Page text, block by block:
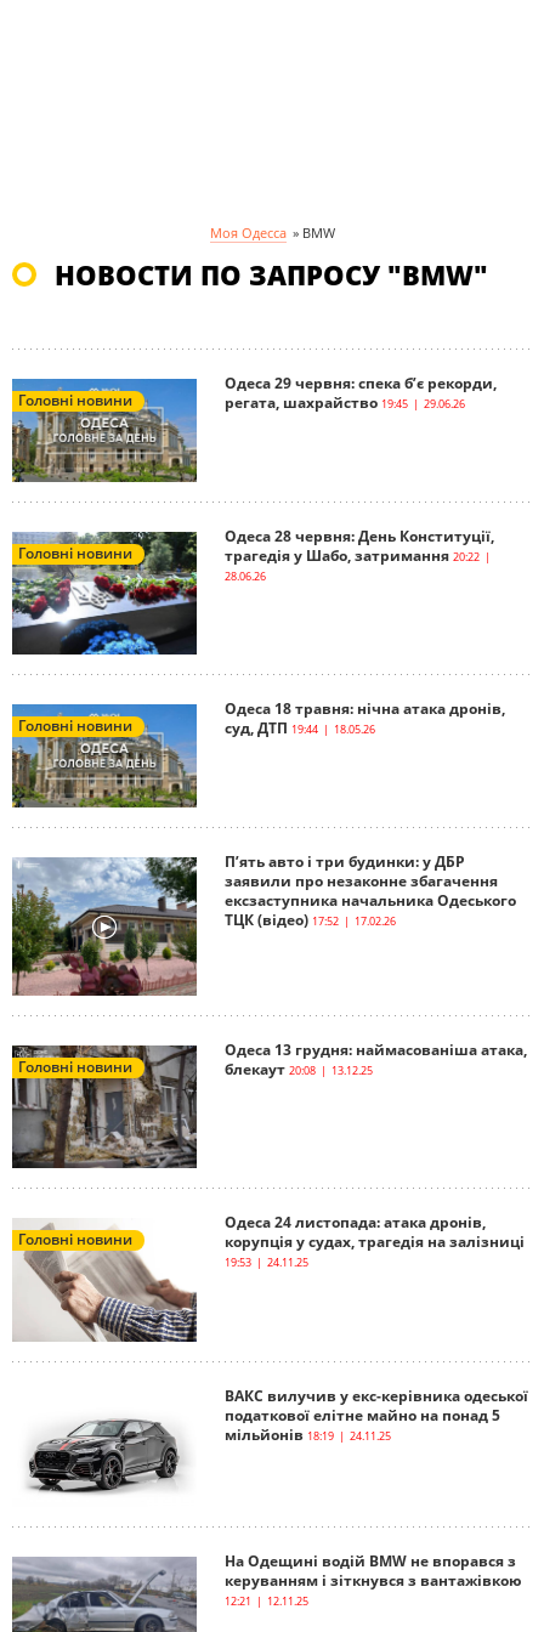
Моя Одесса » BMW
НОВОСТИ ПО ЗАПРОСУ "BMW"
Головні новини
Одеса 29 червня: спека б’є рекорди,
регата, шахрайство 19:45 | 29.06.26
Головні новини
Одеса 28 червня: День Конституції,
трагедія у Шабо, затримання 20:22 |
28.06.26
Головні новини
Одеса 18 травня: нічна атака дронів,
суд, ДТП 19:44 | 18.05.26
П’ять авто і три будинки: у ДБР
заявили про незаконне збагачення
ексзаступника начальника Одеського
ТЦК (відео) 17:52 | 17.02.26
Головні новини
Одеса 13 грудня: наймасованіша атака,
блекаут 20:08 | 13.12.25
Головні новини
Одеса 24 листопада: атака дронів,
корупція у судах, трагедія на залізниці
19:53 | 24.11.25
ВАКС вилучив у екс-керівника одеської
податкової елітне майно на понад 5
мільйонів 18:19 | 24.11.25
На Одещині водій BMW не впорався з
керуванням і зіткнувся з вантажівкою
12:21 | 12.11.25